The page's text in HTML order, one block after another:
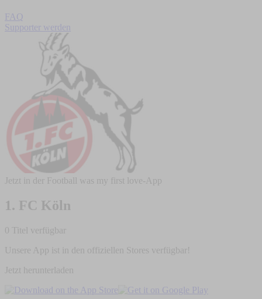
FAQ
Supporter werden
Jetzt in der Football was my first love-App
1. FC Köln
0 Titel verfügbar
Unsere App ist in den offiziellen Stores verfügbar!
Jetzt herunterladen